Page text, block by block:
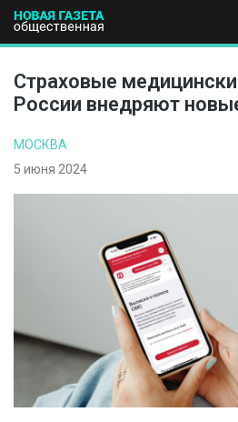
ПОЛИТИКА
Страховые
России внедряют
МОСКВА
5 июня 2024